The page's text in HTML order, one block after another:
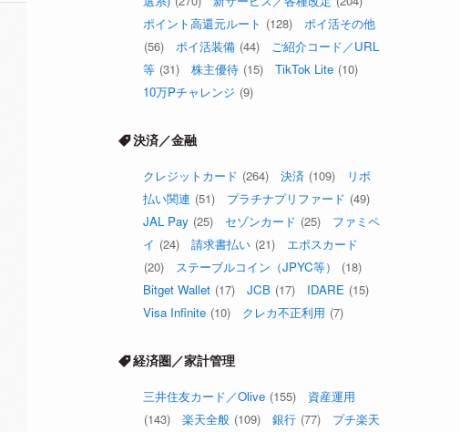
ポイント高還元ルート (128)
ポイ活その他
(56)
ポイ活装備 (44)
ご紹介コード／URL
等 (31) 株主優待 (15) TikTok Lite (10)
10万Pチャレンジ (9)
決済／金融
クレジットカード (264) 決済 (109)
リボ
払い関連 (51) プラチナプリファード (49)
JAL Pay (25) セゾンカード (25)
ファミペ
イ (24) 請求書払い (21)
エポスカード
(20)
ステーブルコイン（JPYC等）
(18)
Bitget Wallet (17) JCB (17) IDARE (15)
Visa Infinite (10) クレカ不正利用 (7)
経済圏／家計管理
三井住友カード／Olive (155)
資産運用
(143)
楽天全般 (109) 銀行 (77)
プチ楽天